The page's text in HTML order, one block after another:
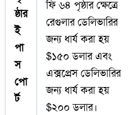
ষ্ঠার
ই
পা
স
পো
র্ট
ফি ৬৪ পৃষ্ঠার ক্ষেত্রে
রেগুলার ডেলিভারির
জন্য ধার্য করা হয়
$১৫০ ডলার এবং
এক্সপ্রেস ডেলিভারির
জন্য ধার্য করা হয়
$২০০ ডলার।